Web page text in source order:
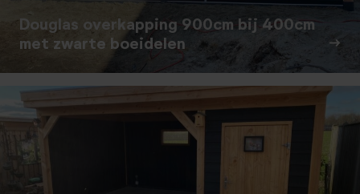
Douglas overkapping 900cm bij 400cm
met zwarte boeidelen